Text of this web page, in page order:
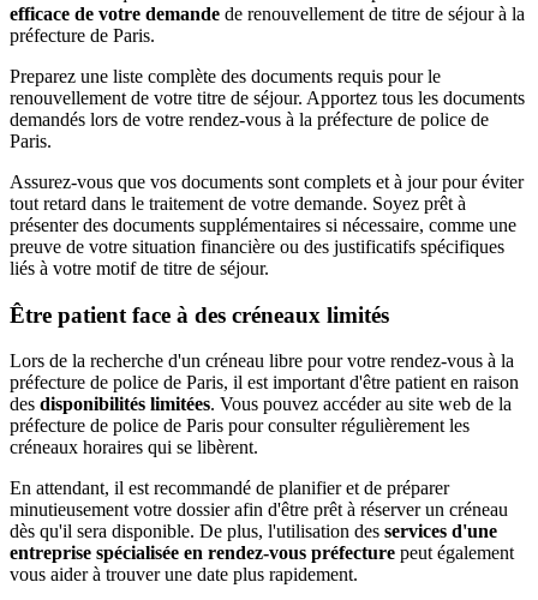
efficace de votre demande de renouvellement de titre de séjour à la
préfecture de Paris.
Preparez une liste complète des documents requis pour le
renouvellement de votre titre de séjour. Apportez tous les documents
demandés lors de votre rendez-vous à la préfecture de police de
Paris.
Assurez-vous que vos documents sont complets et à jour pour éviter
tout retard dans le traitement de votre demande. Soyez prêt à
présenter des documents supplémentaires si nécessaire, comme une
preuve de votre situation financière ou des justificatifs spécifiques
liés à votre motif de titre de séjour.
Être patient face à des créneaux limités
Lors de la recherche d'un créneau libre pour votre rendez-vous à la
préfecture de police de Paris, il est important d'être patient en raison
des disponibilités limitées. Vous pouvez accéder au site web de la
préfecture de police de Paris pour consulter régulièrement les
créneaux horaires qui se libèrent.
En attendant, il est recommandé de planifier et de préparer
minutieusement votre dossier afin d'être prêt à réserver un créneau
dès qu'il sera disponible. De plus, l'utilisation des services d'une
entreprise spécialisée en rendez-vous préfecture peut également
vous aider à trouver une date plus rapidement.